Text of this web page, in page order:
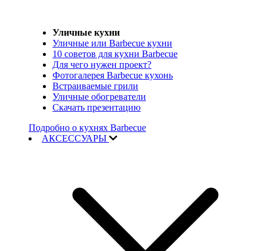
Уличные кухни
Уличные или Barbecue кухни
10 советов для кухни Barbecue
Для чего нужен проект?
Фотогалерея Barbecue кухонь
Встраиваемые грили
Уличные обогреватели
Скачать презентацию
Подробно о кухнях Barbecue
АКСЕССУАРЫ